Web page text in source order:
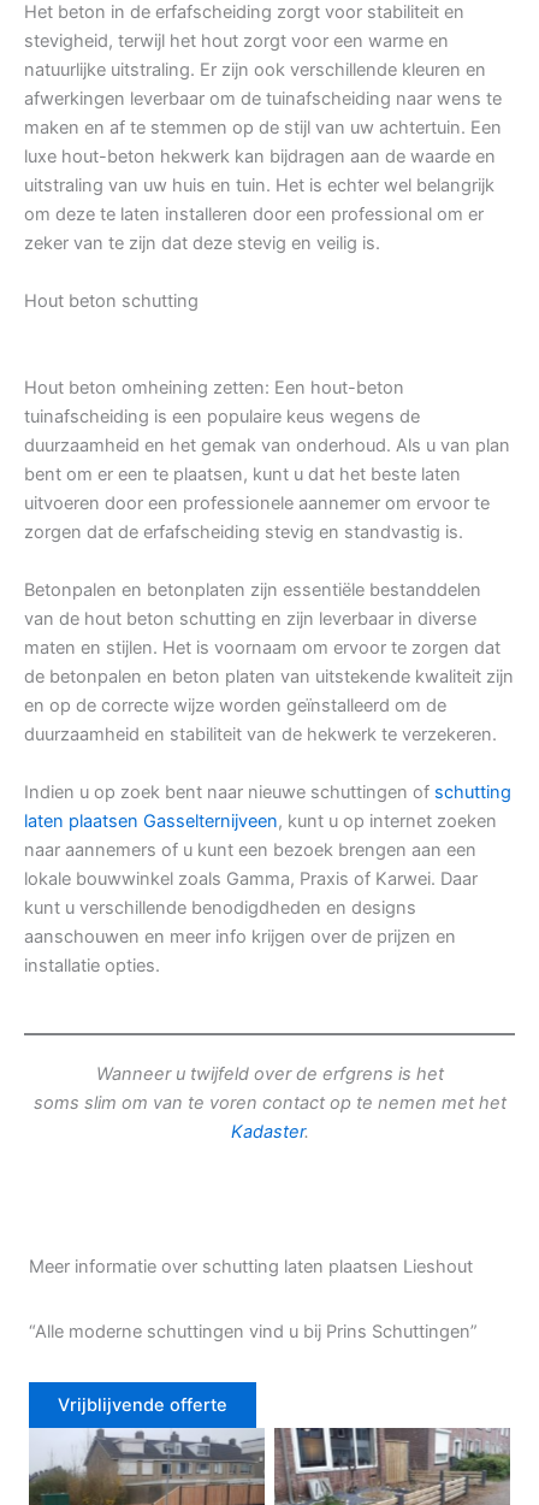
Het beton in de erfafscheiding zorgt voor stabiliteit en
stevigheid, terwijl het hout zorgt voor een warme en
natuurlijke uitstraling. Er zijn ook verschillende kleuren en
afwerkingen leverbaar om de tuinafscheiding naar wens te
maken en af te stemmen op de stijl van uw achtertuin. Een
luxe hout-beton hekwerk kan bijdragen aan de waarde en
uitstraling van uw huis en tuin. Het is echter wel belangrijk
om deze te laten installeren door een professional om er
zeker van te zijn dat deze stevig en veilig is.
Hout beton schutting
Hout beton omheining zetten: Een hout-beton
tuinafscheiding is een populaire keus wegens de
duurzaamheid en het gemak van onderhoud. Als u van plan
bent om er een te plaatsen, kunt u dat het beste laten
uitvoeren door een professionele aannemer om ervoor te
zorgen dat de erfafscheiding stevig en standvastig is.
Betonpalen en betonplaten zijn essentiële bestanddelen
van de hout beton schutting en zijn leverbaar in diverse
maten en stijlen. Het is voornaam om ervoor te zorgen dat
de betonpalen en beton platen van uitstekende kwaliteit zijn
en op de correcte wijze worden geïnstalleerd om de
duurzaamheid en stabiliteit van de hekwerk te verzekeren.
Indien u op zoek bent naar nieuwe schuttingen of schutting
laten plaatsen Gasselternijveen, kunt u op internet zoeken
naar aannemers of u kunt een bezoek brengen aan een
lokale bouwwinkel zoals Gamma, Praxis of Karwei. Daar
kunt u verschillende benodigdheden en designs
aanschouwen en meer info krijgen over de prijzen en
installatie opties.
Wanneer u twijfeld over de erfgrens is het
soms slim om van te voren contact op te nemen met het
Kadaster.
Meer informatie over schutting laten plaatsen Lieshout
“Alle moderne schuttingen vind u bij Prins Schuttingen”
Vrijblijvende offerte
Douglas schutting Tuinhek voortuin